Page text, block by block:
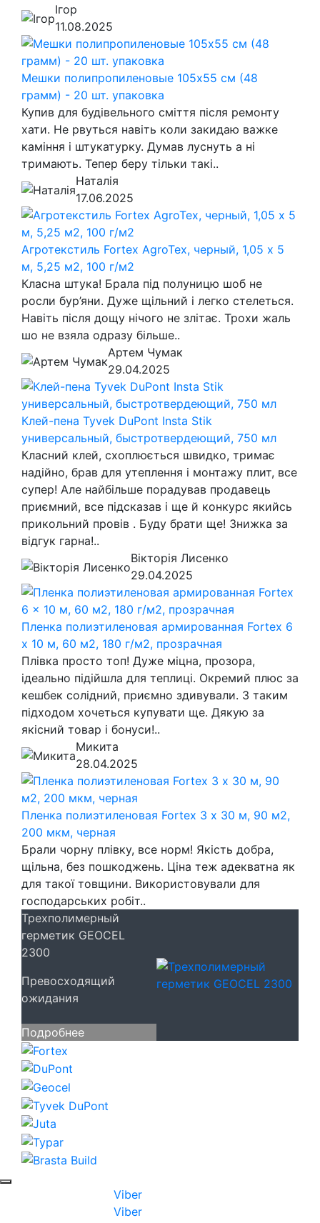
Ігор
11.08.2025
Мешки полипропиленовые 105х55 см (48
грамм) - 20 шт. упаковка
Купив для будівельного сміття після ремонту
хати. Не рвуться навіть коли закидаю важке
каміння і штукатурку. Думав луснуть а ні
тримають. Тепер беру тільки такі..
Наталія
17.06.2025
Агротекстиль Fortex AgroTex, черный, 1,05 х 5
м, 5,25 м2, 100 г/м2
Класна штука! Брала під полуницю шоб не
росли бур’яни. Дуже щільний і легко стелеться.
Навіть після дощу нічого не злітає. Трохи жаль
шо не взяла одразу більше..
Артем Чумак
29.04.2025
Клей-пена Tyvek DuPont Insta Stik
универсальный, быстротвердеющий, 750 мл
Класний клей, схоплюється швидко, тримає
надійно, брав для утеплення і монтажу плит, все
супер! Але найбільше порадував продавець
приємний, все підсказав і ще й конкурс якийсь
прикольний провів . Буду брати ще! Знижка за
відгук гарна!..
Вікторія Лисенко
29.04.2025
Пленка полиэтиленовая армированная Fortex 6
x 10 м, 60 м2, 180 г/м2, прозрачная
Плівка просто топ! Дуже міцна, прозора,
ідеально підійшла для теплиці. Окремий плюс за
кешбек солідний, приємно здивували. З таким
підходом хочеться купувати ще. Дякую за
якісний товар і бонуси!..
Микита
28.04.2025
Пленка полиэтиленовая Fortex 3 х 30 м, 90 м2,
200 мкм, черная
Брали чорну плівку, все норм! Якість добра,
щільна, без пошкоджень. Ціна теж адекватна як
для такої товщини. Використовували для
господарських робіт..
Трехполимерный
герметик GEOCEL
2300
Превосходящий
ожидания
Подробнее
Viber
Viber